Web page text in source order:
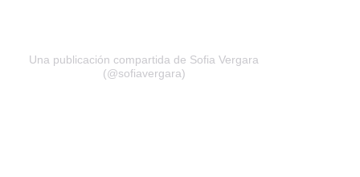
Una publicación compartida de Sofia Vergara
(@sofiavergara)